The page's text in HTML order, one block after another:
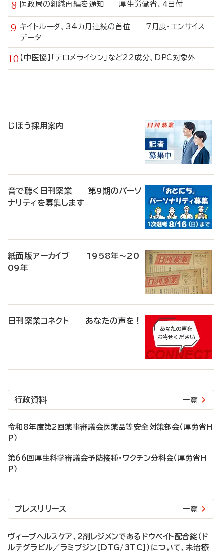
医政局の組織再編を通知 厚生労働省、4日付
キイトルーダ、34カ月連続の首位 7月度・エンサイス
データ
【中医協】「テロメライシン」など22成分、DPC対象外
じほう採用案内
音で聴く日刊薬業 第9期のパーソ
ナリティを募集します
紙面版アーカイブ 1958年～20
09年
日刊薬業コネクト あなたの声を！
行政資料 一覧
令和8年度第2回薬事審議会医薬品等安全対策部会（厚労省H
P）
第66回厚生科学審議会予防接種・ワクチン分科会（厚労省H
P）
プレスリリース 一覧
ヴィーブヘルスケア、2剤レジメンであるドウベイト配合錠（ド
ルテグラビル／ラミブジン［DTG/3TC］）について、未治療